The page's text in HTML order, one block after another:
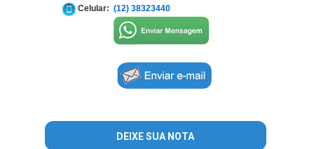
Celular: (12) 38323440
DEIXE SUA NOTA